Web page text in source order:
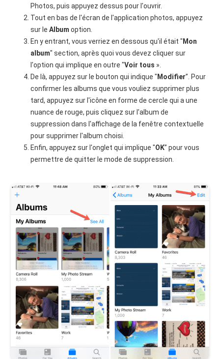
Photos, puis appuyez dessus pour l'ouvrir.
Tout en bas de l'écran de l'application photos, appuyez
sur leAlbumoption.
En y entrant, vous verriez en dessous qu'il était " Mon
album" section, après quoi vous devez cliquer sur
l'option qui implique en outre "Voir tous ».
De là, appuyez sur le bouton qui indique " Modifier”. Pour
confirmer les albums que vous vouliez supprimer plus
tard, appuyez sur l'icône en forme de cercle qui a une
nuance de rouge, puis cliquez sur l'album de
suppression dans l'affichage de la fenêtre contextuelle
pour supprimer l'album choisi.
Enfin, appuyez sur l'onglet qui implique "OK” pour vous
permettre de quitter le mode de suppression.